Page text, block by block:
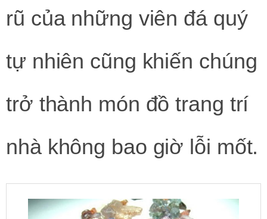
rũ của những viên đá quý
tự nhiên cũng khiến chúng
trở thành món đồ trang trí
nhà không bao giờ lỗi mốt.